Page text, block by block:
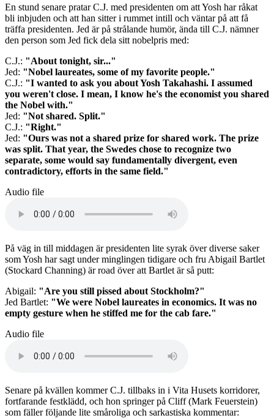
En stund senare pratar C.J. med presidenten om att Yosh har råkat
bli inbjuden och att han sitter i rummet intill och väntar på att få
träffa presidenten. Jed är på strålande humör, ända till C.J. nämner
den person som Jed fick dela sitt nobelpris med:
C.J.: "About tonight, sir..."
Jed: "Nobel laureates, some of my favorite people."
C.J.: "I wanted to ask you about Yosh Takahashi. I assumed
you weren't close. I mean, I know he's the economist you shared
the Nobel with."
Jed: "Not shared. Split."
C.J.: "Right."
Jed: "Ours was not a shared prize for shared work. The prize
was split. That year, the Swedes chose to recognize two
separate, some would say fundamentally divergent, even
contradictory, efforts in the same field."
Audio file
På väg in till middagen är presidenten lite syrak över diverse saker
som Yosh har sagt under minglingen tidigare och fru Abigail Bartlet
(Stockard Channing) är road över att Bartlet är så putt:
Abigail: "Are you still pissed about Stockholm?"
Jed Bartlet: "We were Nobel laureates in economics. It was no
empty gesture when he stiffed me for the cab fare."
Audio file
Senare på kvällen kommer C.J. tillbaks in i Vita Husets korridorer,
fortfarande festklädd, och hon springer på Cliff (Mark Feuerstein)
som fäller följande lite småroliga och sarkastiska kommentar: